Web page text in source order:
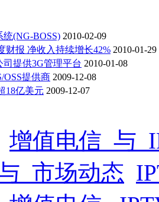
(NG-BOSS) 2010-02-09
财报 净收入持续增长42% 2010-01-29
提供3G管理平台 2010-01-08
OSS提供商 2009-12-08
18亿美元 2009-12-07
增值电信_与
_市场动态